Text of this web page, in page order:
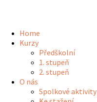
Home
Kurzy
Předškolní
1. stupeň
2. stupeň
O nás
Spolkové aktivity